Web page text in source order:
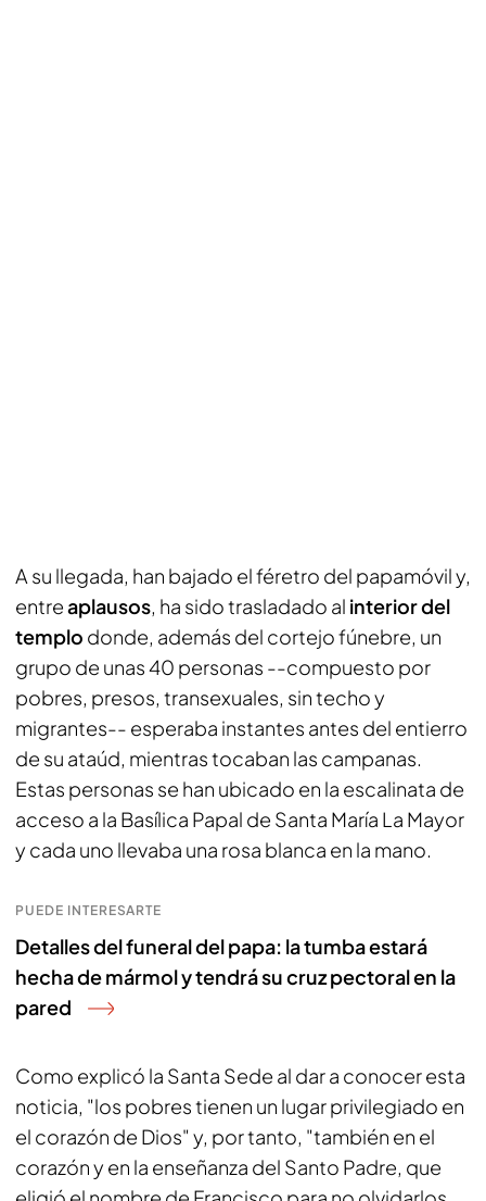
A su llegada, han bajado el féretro del papamóvil y,
entreaplausos, ha sido trasladado al interiordel
templo donde, además del cortejo fúnebre, un
grupo de unas 40 personas --compuesto por
pobres, presos, transexuales, sin techo y
migrantes-- esperaba instantes antes del entierro
de su ataúd, mientras tocaban las campanas.
Estas personas se han ubicado en la escalinata de
acceso a la Basílica Papal de Santa María La Mayor
y cada uno llevaba una rosa blanca en la mano.
PUEDE INTERESARTE
Detalles del funeral del papa: la tumba estará
hecha de mármol y tendrá su cruz pectoral en la
pared
Como explicó la Santa Sede al dar a conocer esta
noticia, "los pobres tienen un lugar privilegiado en
el corazón de Dios" y, por tanto, "también en el
corazón y en la enseñanza del Santo Padre, que